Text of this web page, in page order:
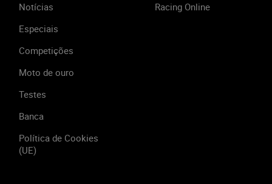
Notícias
Especiais
Competições
Moto de ouro
Testes
Banca
Política de Cookies
(UE)
Racing Online